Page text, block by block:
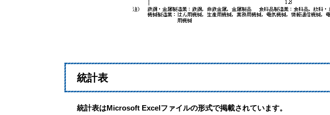
統計表
統計表はMicrosoft Excelファイルの形式で掲載されています。